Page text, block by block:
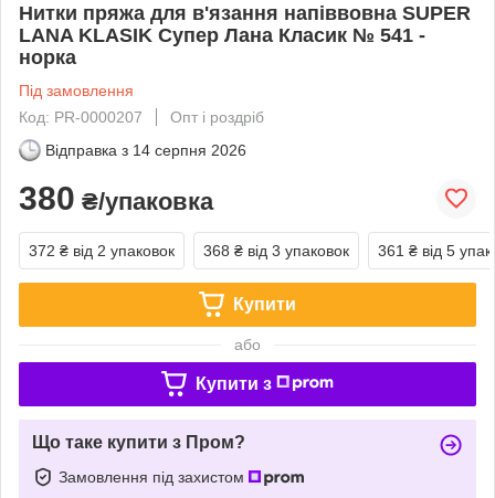
Нитки пряжа для в'язання напіввовна SUPER
LANA KLASIK Супер Лана Класик № 541 -
норка
Під замовлення
Код: PR-0000207
Опт і роздріб
Відправка з 14 серпня 2026
380 ₴/упаковка
372 ₴ від 2 упаковок 368 ₴ від 3 упаковок 361 ₴ від 5
Купити
або
Купити з
Що таке купити з Пром?
Замовлення під захистом